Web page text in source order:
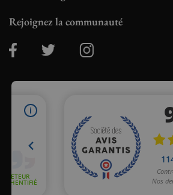
Rejoignez la communauté